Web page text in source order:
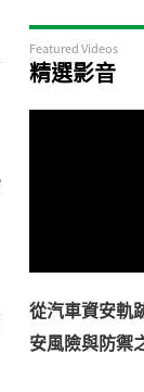
Featured Videos
精選影音
從汽車資安軌
安風險與防禦